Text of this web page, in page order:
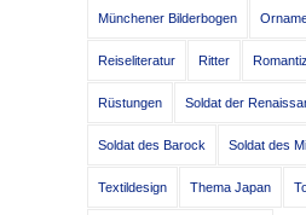
Münchener Bilderbogen
Reiseliteratur Ritter
Rüstungen Soldat der
Soldat des Barock Soldat des
Textildesign Thema Japan